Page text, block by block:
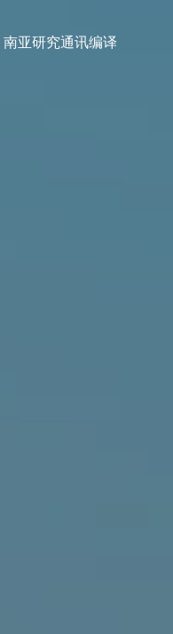
南亚研究通讯编译